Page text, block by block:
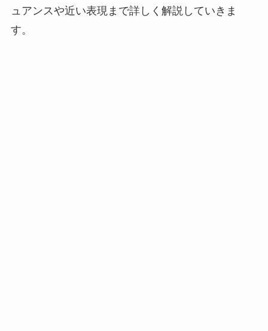
ュアンスや近い表現まで詳しく解説していきま
す。